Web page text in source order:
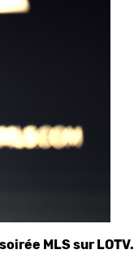
MLS sur LOTV.